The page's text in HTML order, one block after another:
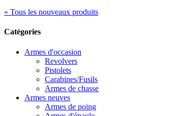
» Tous les nouveaux produits
Catégories
Armes d'occasion
Revolvers
Pistolets
Carabines/Fusils
Armes de chasse
Armes neuves
Armes de poing